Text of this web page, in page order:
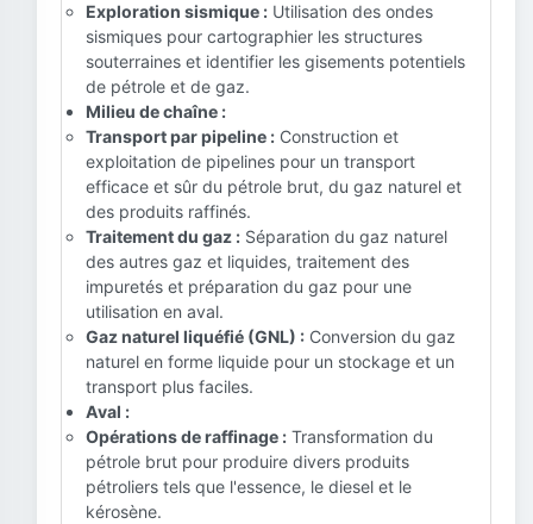
Exploration sismique : Utilisation des ondes
sismiques pour cartographier les structures
souterraines et identifier les gisements potentiels
de pétrole et de gaz.
Milieu de chaîne :
Transport par pipeline : Construction et
exploitation de pipelines pour un transport
efficace et sûr du pétrole brut, du gaz naturel et
des produits raffinés.
Traitement du gaz : Séparation du gaz naturel
des autres gaz et liquides, traitement des
impuretés et préparation du gaz pour une
utilisation en aval.
Gaz naturel liquéfié (GNL) : Conversion du gaz
naturel en forme liquide pour un stockage et un
transport plus faciles.
Aval :
Opérations de raffinage : Transformation du
pétrole brut pour produire divers produits
pétroliers tels que l'essence, le diesel et le
kérosène.